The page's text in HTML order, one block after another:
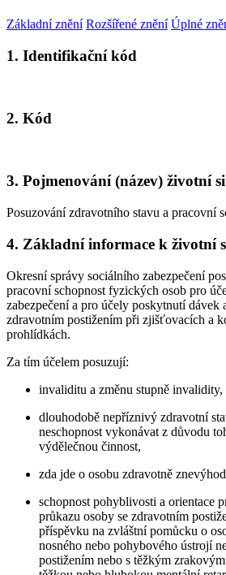
Základní znění Rozšířené znění Úplné
1. Identifikační kód
2. Kód
3. Pojmenování (název) životní
Posuzování zdravotního stavu a pracovní
4. Základní informace k životní
Okresní správy sociálního zabezpečení
pracovní schopnost fyzických osob pro
zabezpečení a pro účely poskytnutí dávek
zdravotním postižením při zjišťovacích a
prohlídkách.
Za tím účelem posuzují:
invaliditu a změnu stupně invalidity,
dlouhodobě nepříznivý zdravotní
neschopnost vykonávat z důvodu
výdělečnou činnost,
zda jde o osobu zdravotně
schopnost pohyblivosti a orientace
průkazu osoby se zdravotním
příspěvku na zvláštní pomůcku o
nosného nebo pohybového ústrojí
postižením nebo s těžkým